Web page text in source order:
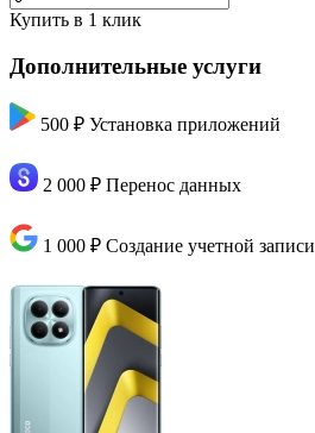
Купить в 1 клик
Дополнительные услуги
500 ₽ Установка приложений
2 000 ₽ Перенос данных
1 000 ₽ Создание учетной записи